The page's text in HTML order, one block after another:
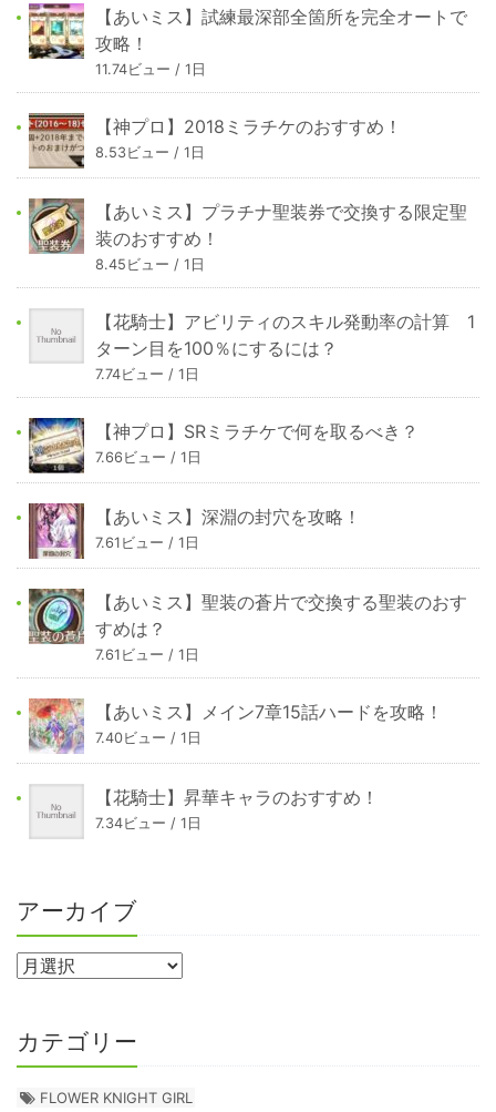
【あいミス】試練最深部全箇所を完全オートで
攻略！
11.74ビュー / 1日
【神プロ】2018ミラチケのおすすめ！
8.53ビュー / 1日
【あいミス】プラチナ聖装券で交換する限定聖
装のおすすめ！
8.45ビュー / 1日
【花騎士】アビリティのスキル発動率の計算 1
ターン目を100％にするには？
7.74ビュー / 1日
【神プロ】SRミラチケで何を取るべき？
7.66ビュー / 1日
【あいミス】深淵の封穴を攻略！
7.61ビュー / 1日
【あいミス】聖装の蒼片で交換する聖装のおす
すめは？
7.61ビュー / 1日
【あいミス】メイン7章15話ハードを攻略！
7.40ビュー / 1日
【花騎士】昇華キャラのおすすめ！
7.34ビュー / 1日
アーカイブ
カテゴリー
FLOWER KNIGHT GIRL